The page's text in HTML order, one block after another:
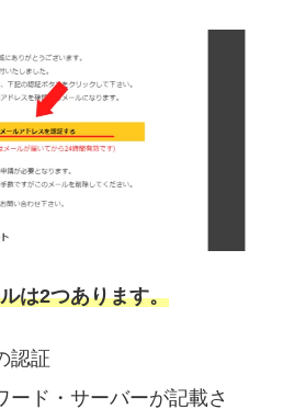
は2つあります。
認証
ード・サーバーが記載さ